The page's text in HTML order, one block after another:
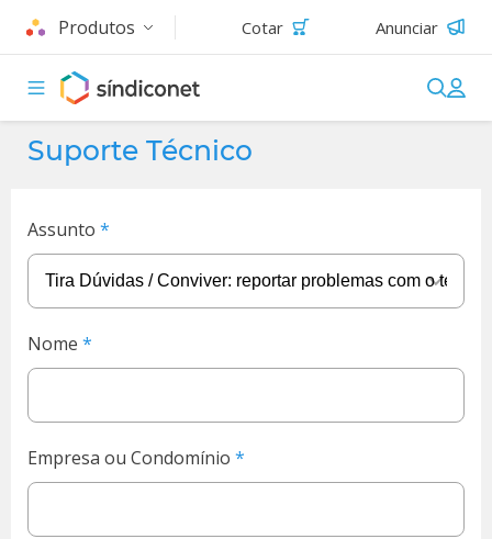
Produtos Cotar Anunciar
Suporte Técnico
Assunto
Nome
Empresa ou Condomínio